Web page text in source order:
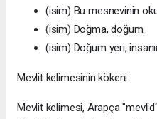
(isim) Bu mesnevinin
(isim) Doğma, doğum.
(isim) Doğum yeri,
Mevlit kelimesinin kökeni:
Mevlit kelimesi, Arapça